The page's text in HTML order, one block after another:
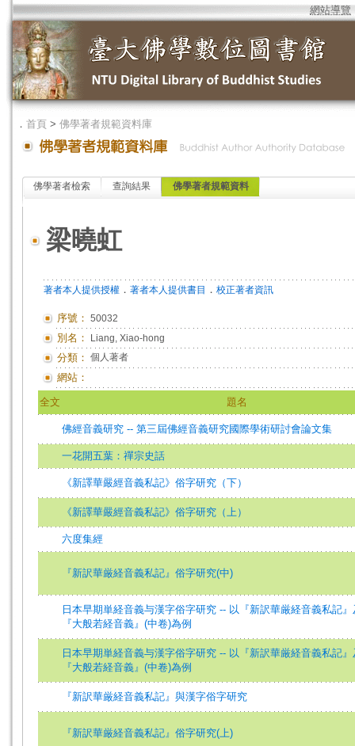
網站導覽
． 首頁 > 佛學著者規範資料庫
佛學著者檢索 查詢結果 佛學著者規範資料
梁曉虹
著者本人提供授權 ． 著者本人提供書目 ． 校正著者資訊
序號： 50032
別名： Liang, Xiao-hong
分類： 個人著者
網站：
全文 題名
佛經音義研究 -- 第三屆佛經音義研究國際學術研討會論文集
一花開五葉：禪宗史話
《新譯華嚴經音義私記》俗字研究（下）
《新譯華嚴經音義私記》俗字研究（上）
六度集經
『新訳華厳経音義私記』俗字研究(中)
日本早期単経音義与漢字俗字研究 -- 以『新訳華厳経音義私記
『大般若経音義』(中卷)為例
日本早期単経音義与漢字俗字研究 -- 以『新訳華厳経音義私記
『大般若経音義』(中卷)為例
『新訳華厳経音義私記』與漢字俗字研究
『新訳華厳経音義私記』俗字研究(上)